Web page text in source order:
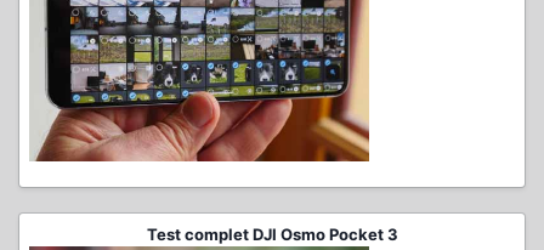
Test complet DJI Osmo Pocket 3